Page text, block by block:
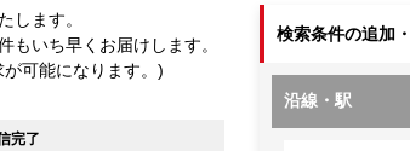
します。
いち早くお届けします。
可能になります。)
完了
検索条件の追加
沿線・駅